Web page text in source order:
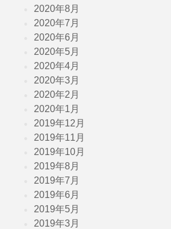
2020年8月
2020年7月
2020年6月
2020年5月
2020年4月
2020年3月
2020年2月
2020年1月
2019年12月
2019年11月
2019年10月
2019年8月
2019年7月
2019年6月
2019年5月
2019年3月